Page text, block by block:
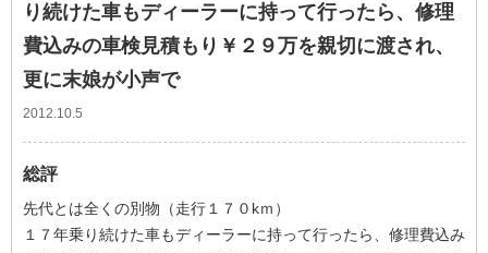
り続けた車もディーラーに持って行ったら、修理
費込みの車検見積もり￥２９万を親切に渡され、
更に末娘が小声で
2012.10.5
総評
先代とは全くの別物（走行１７０kｍ）
１７年乗り続けた車もディーラーに持って行ったら、修理費込み